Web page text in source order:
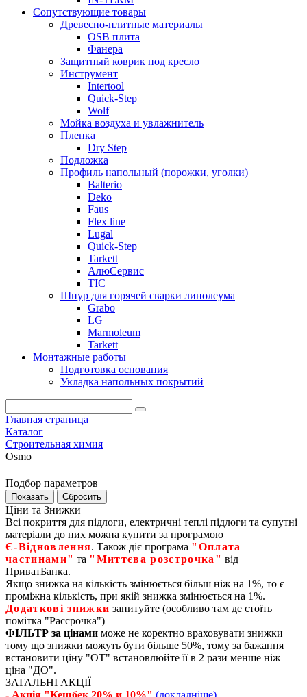
Сопутствующие товары
Древесно-плитные материалы
OSB плита
Фанера
Защитный коврик под кресло
Инструмент
Intertool
Quick-Step
Wolf
Мойка воздуха и увлажнитель
Пленка
Dry Step
Подложка
Профиль напольный (порожки, уголки)
Balterio
Deko
Faus
Flex line
Lugal
Quick-Step
Tarkett
АлюСервис
ТІС
Шнур для горячей сварки линолеума
Grabo
LG
Marmoleum
Tarkett
Монтажные работы
Подготовка основания
Укладка напольных покрытий
Главная страница
Каталог
Строительная химия
Osmo
Подбор параметров
Ціни та Знижки
Всі покриття для підлоги, електричні теплі підлоги та супутні
матеріали до них можна купити за програмою
Є‑Відновлення. Також діє програма "Оплата
частинами" та "Миттєва розстрочка" від
ПриватБанка.
Якщо знижка на кількість змінюється більш ніж на 1%, то є
проміжна кількість, при якій знижка змінюється на 1%.
Додаткові знижки запитуйте (особливо там де стоїть
помітка "Рассрочка")
ФІЛЬТР за цінами може не коректно враховувати знижки
тому що знижки можуть бути більше 50%, тому за бажання
встановити ціну "ОТ" встановлюйте її в 2 рази менше ніж
ціна "ДО".
ЗАГАЛЬНІ АКЦІЇ
- Акція "Кешбек 20% и 10%" (докладніше)